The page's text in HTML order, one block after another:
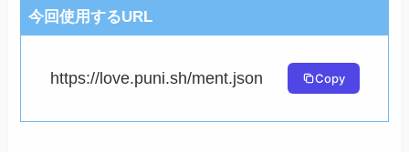
今回使用するURL
https://love.puni.sh/ment.json Copy